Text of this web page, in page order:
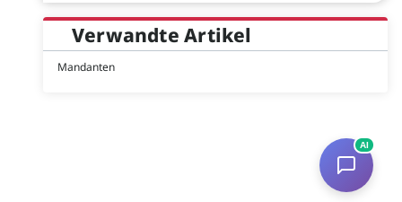
Verwandte Artikel
Mandanten
AI